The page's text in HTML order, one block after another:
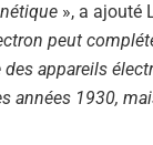
», a ajouté
peut
appareils
1930,